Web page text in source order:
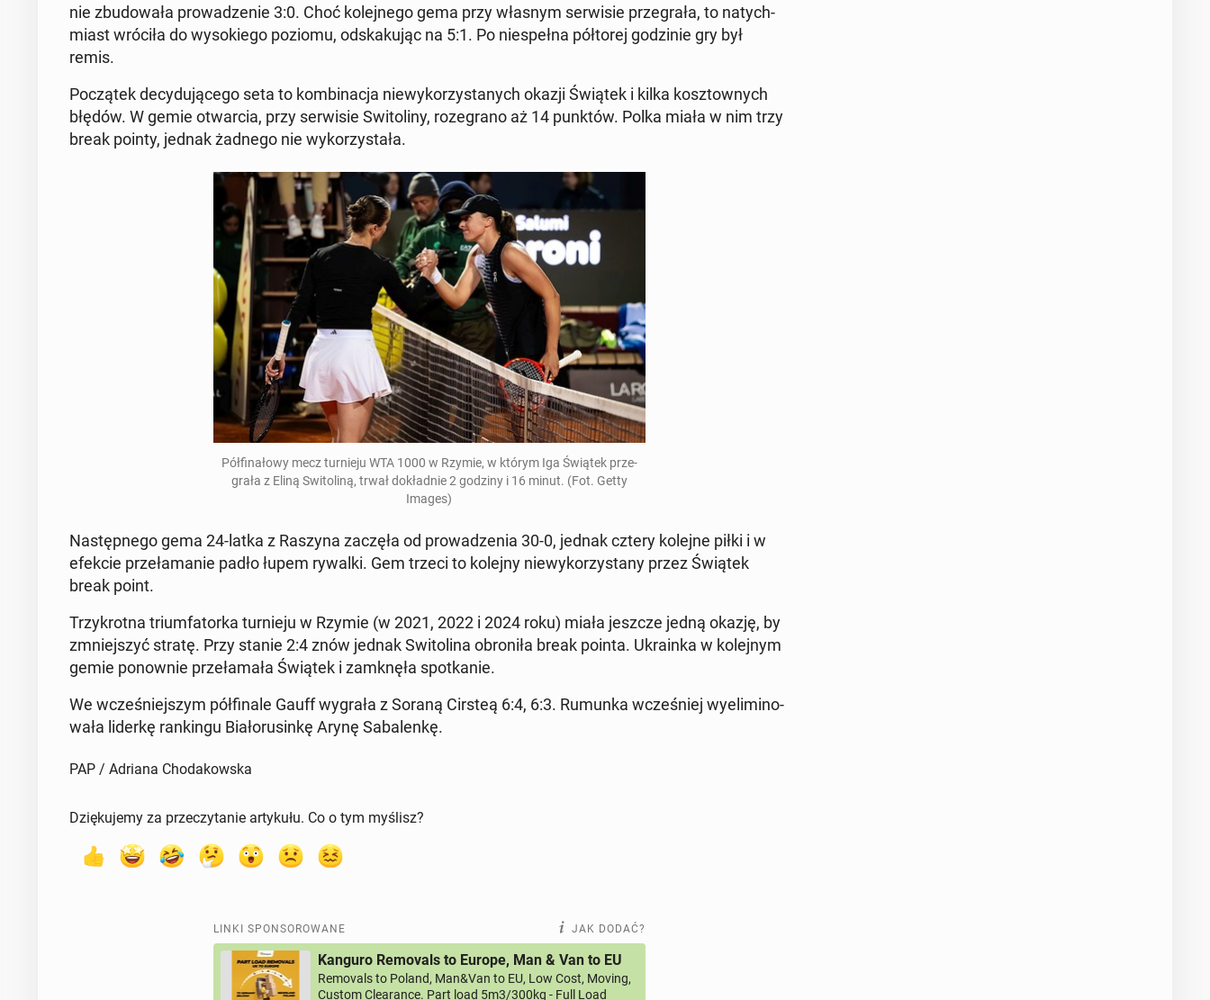
nie zbu­do­wa­ła pro­wa­dze­nie 3:0. Choć ko­lej­ne­go gema przy własnym ser­wi­sie prze­gra­ła, to na­tych­
miast wróciła do wy­so­kie­go poziomu, od­ska­ku­jąc na 5:1. Po nie­speł­na pół­to­rej go­dzi­nie gry był
remis.
Po­czą­tek de­cy­du­ją­ce­go seta to kom­bi­na­cja nie­wy­ko­rzy­sta­nych okazji Świątek i kilka kosz­tow­nych
błędów. W gemie otwar­cia, przy ser­wi­sie Swi­to­li­ny, ro­ze­gra­no aż 14 punktów. Polka miała w nim trzy
break pointy, jednak żadnego nie wy­ko­rzy­sta­ła.
Pół­fi­na­ło­wy mecz tur­nie­ju WTA 1000 w Rzymie, w którym Iga Świątek prze­
gra­ła z Eliną Swi­to­li­ną, trwał do­kład­nie2 godziny i 16 minut. (Fot. Getty
Images)
Na­stęp­ne­go gema 24-latka z Raszyna zaczęła od pro­wa­dze­nia 30-0, jednak cztery kolejne piłki i w
efekcie prze­ła­ma­nie padło łupem rywalki. Gem trzeci to kolejny nie­wy­ko­rzy­sta­ny przez Świątek
break point.
Trzy­krot­na trium­fa­tor­ka tur­nie­ju w Rzymie (w 2021, 2022 i 2024 roku) miała jeszcze jedną okazję, by
zmniej­szyć stratę. Przy stanie 2:4 znów jednak Swi­to­li­na obro­ni­ła break pointa. Ukra­in­ka w ko­lej­nym
gemie po­now­nie prze­ła­ma­ła Świątek i za­mknę­ła spo­tka­nie.
We wcze­śniej­szym pół­fi­na­le Gauff wygrała z Soraną Cirsteą 6:4, 6:3. Rumunka wcze­śniej wy­eli­mi­no­
wa­ła liderkę ran­kin­gu Bia­ło­ru­sin­kę Arynę Sa­ba­len­kę.
PAP / Adriana Chodakowska
Dziękujemy za przeczytanie artykułu. Co o tym myślisz?
LINKI SPONSOROWANE JAK DODAĆ?
Kanguro Removals to Europe, Man & Van to EU
Removals to Poland, Man&Van to EU, Low Cost, Moving,
Custom Clearance. Part load 5m3/300kg - Full Load